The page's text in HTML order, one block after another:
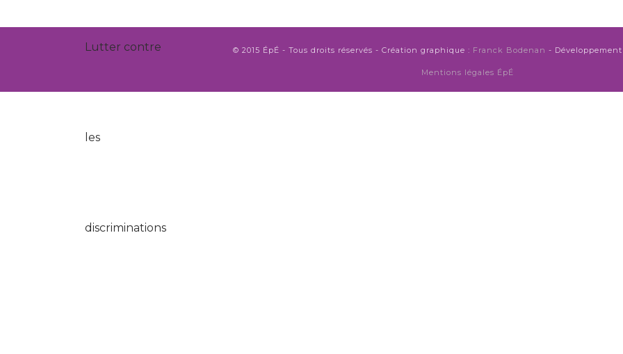
© 2015 ÉpÉ - Tous droits réservés - Création graphique : Franck Bodenan -
Mentions légales ÉpÉ